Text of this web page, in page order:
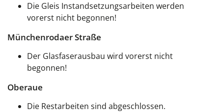
Die Gleis Instandsetzungsarbeiten werden
vorerst nicht begonnen!
Münchenrodaer Straße
Der Glasfaserausbau wird vorerst nicht
begonnen!
Oberaue
Die Restarbeiten sind abgeschlossen.